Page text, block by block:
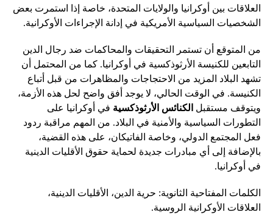
العلاقات بين أوكرانيا والولايات المتحدة، خاصة إذا استمرت بعض
الشخصيات السياسية الأمريكية في إدانة الإجراءات الأوكرانية.
من المتوقع أن تستمر التحقيقات والمحاكمات ضد رجال الدين
التابعين للكنيسة الأرثوذكسية في أوكرانيا. كما من المحتمل أن
تشهد البلاد المزيد من الاحتجاجات والمظاهرات من قبل أتباع
الكنيسة. في الوقت الحالي، لا يوجد أفق واضح لحل هذه الأزمة،
ويتوقف مستقبل الكنائس الأرثوذكسية في أوكرانيا على
التطورات السياسية والأمنية في البلاد. من المهم مراقبة ردود
فعل المجتمع الدولي، وخاصة الفاتيكان، على هذه القضية،
بالإضافة إلى أي مبادرات جديدة لحماية حقوق الأقليات الدينية
في أوكرانيا.
الكلمات المفتاحية الثانوية: حرية الدين، الأقليات الدينية،
العلاقات الأوكرانية الروسية.